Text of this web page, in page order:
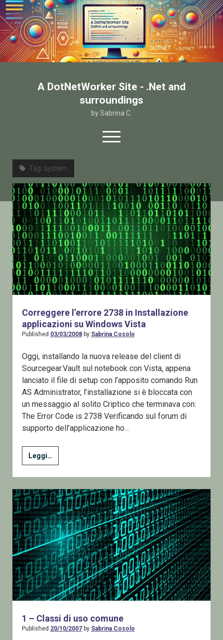
A DotNetWorker Site - .Net and
surroundings
by Sabrina C.
open
menu
Home
Chi sono
Contatto
Tag: system
Correggere l’errore 2738 in Installazione
applicazioni su Windows Vista
Published 03/03/2008by Sabrina Cosolo
Oggi, installando la nuova release del client di
Sourcegear.Vault sul notebook con Vista, appena
lanciato il file di setup con l’apposito comando Run
AS Administrator, l’installazione si è bloccata con
un messaggio al solito Criptico che terminava con:
The Error Code is 2738 Verificando sul forum di
supporto dell’applicazione ho…
Leggi…Correggere
l’errore
2738
in
Installazione
applicazioni
su
Windows
Vista
1 – Classi di uso comune
Published 20/10/2007by Sabrina Cosolo